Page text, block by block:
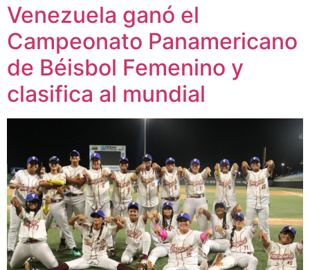
Venezuela ganó el
Campeonato Panamericano
de Béisbol Femenino y
clasifica al mundial